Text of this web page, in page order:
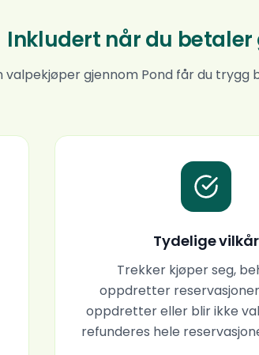
Inkludert når du betaler
valpekjøper gjennom Pond får du
Tydelige vilkår
Trekker kjøper seg,
oppdretter
oppdretter eller blir ikke
refunderes hele